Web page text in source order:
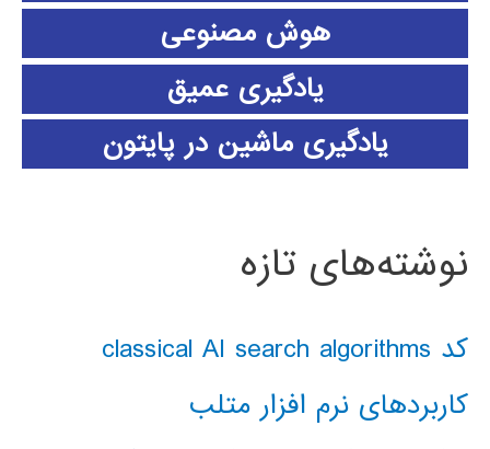
هوش مصنوعی
یادگیری عمیق
یادگیری ماشین در پایتون
نوشته‌های تازه
کد classical AI search algorithms
کاربردهای نرم افزار متلب